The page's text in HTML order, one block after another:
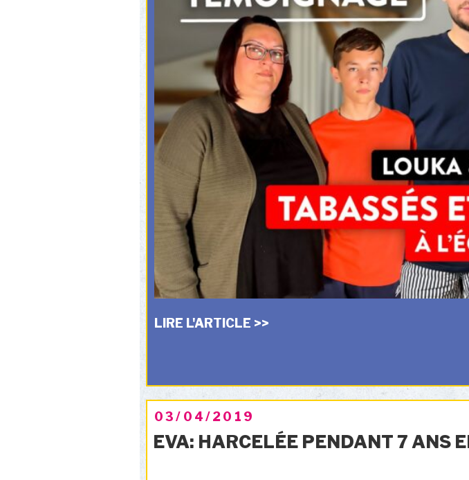
LIRE L'ARTICLE >>
PUBLIÉ
LE
03/04/2019
EVA: HARCELÉE PENDANT 7 ANS